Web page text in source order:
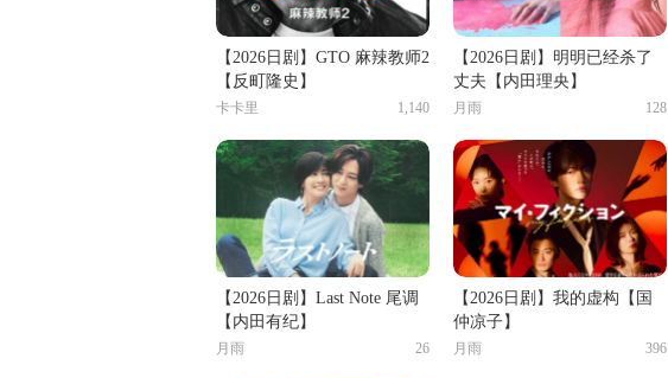
【2026日剧】GTO 麻辣教师2
【反町隆史】
1,140
卡卡里
【2026日剧】明明已经杀了
丈夫【内田理央】
128
月雨
【2026日剧】Last Note 尾调
【内田有纪】
26
月雨
【2026日剧】我的虚构【国
仲凉子】
396
月雨